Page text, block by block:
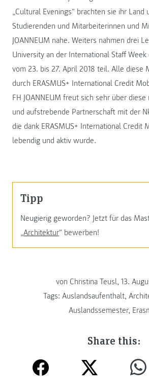
„Cultural Evenings“ brachten sie ihr
Studierenden und Mitarbeiterinnen und
JOANNEUM nahe. Weiters nahmen drei
University an der International Staff Week
vom 23. bis 27. April 2018 teil. Alle diese
durch ERASMUS+ International Credit
FH JOANNEUM freut sich sehr über
und aufstrebende Partnerschaft mit der
die dank ERASMUS+ International Credit
lebendig und aktiv wurde.
Tipp
Neugierig geworden? Jetzt für das
„Architektur“ bewerben!
von Christina Teusl, 13.
Tags: Auslandsaufenthalt,
Auslandssemester,
Share this: